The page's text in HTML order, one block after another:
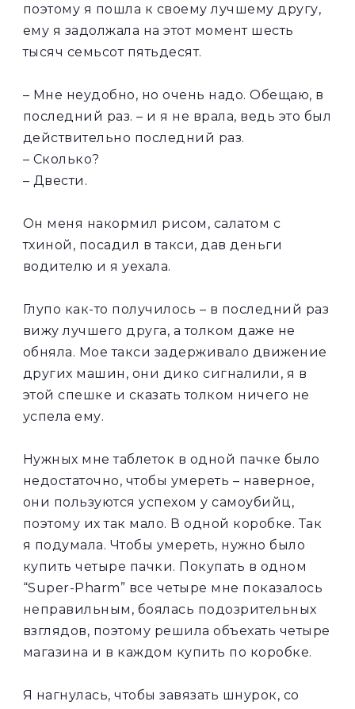
поэтому я пошла к своему лучшему другу,
ему я задолжала на этот момент шесть
тысяч семьсот пятьдесят.
– Мне неудобно, но очень надо. Обещаю, в
последний раз. – и я не врала, ведь это был
действительно последний раз.​
– Сколько?
– Двести.
Он меня накормил рисом, салатом с
тхиной, посадил в такси, дав деньги
водителю и я уехала.
Глупо как-то получилось – в последний раз
вижу лучшего друга, а толком даже не
обняла. Мое такси задерживало движение
других машин, они дико сигналили, я в
этой спешке и сказать толком ничего не
успела ему.
Нужных мне таблеток в одной пачке было
недостаточно, чтобы умереть – наверное,
они пользуются успехом у самоубийц,
поэтому их так мало. В одной коробке. Так
я подумала. Чтобы умереть, нужно было
купить четыре пачки. Покупать в одном
“Super-Pharm” все четыре мне показалось
неправильным, боялась подозрительных
взглядов, поэтому решила объехать четыре
магазина и в каждом купить по коробке.
Я нагнулась, чтобы завязать шнурок, со